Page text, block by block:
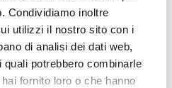
Condividiamo inoltre
utilizzi il nostro sito con i
di analisi dei dati web,
potrebbero combinarle
fornito loro o che hanno